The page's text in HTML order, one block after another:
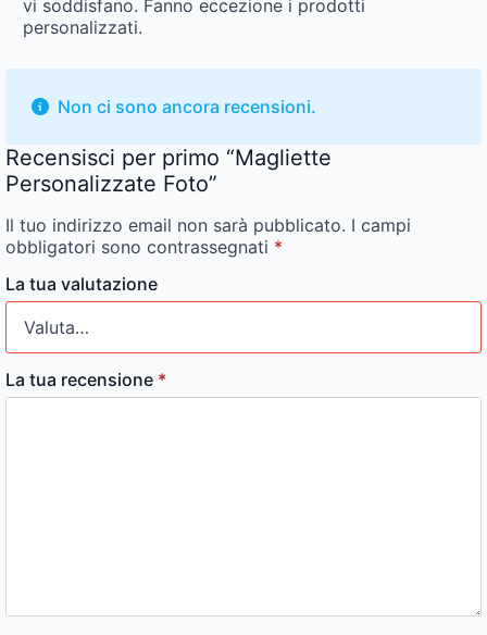
vi soddisfano. Fanno eccezione i prodotti
personalizzati.
Non ci sono ancora recensioni.
Recensisci per primo “Magliette
Personalizzate Foto”
Il tuo indirizzo email non sarà pubblicato. I campi
obbligatori sono contrassegnati *
La tua valutazione
La tua recensione *